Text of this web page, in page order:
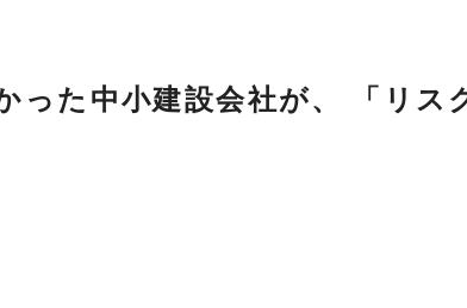
った中小建設会社が、 「リス